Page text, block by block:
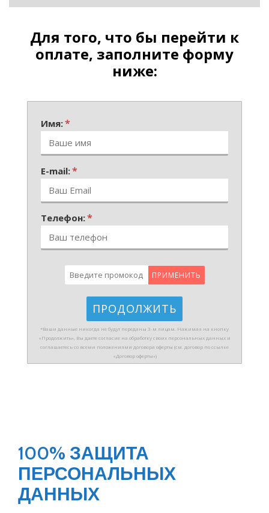
Для того, что бы перейти к
оплате, заполните форму
ниже:
Имя:*
E-mail:*
Телефон:*
ПРИМЕНИТЬ
*Ваши данные никогда не будут переданы 3-м лицам. Нажимая на кнопку
«Продолжить», Вы даете согласие на обработку своих персональных данных и
соглашаетесь со всеми положениями договора оферты (см. договор по ссылке
«Договор оферты»)
100% ЗАЩИТА
ПЕРСОНАЛЬНЫХ
ДАННЫХ